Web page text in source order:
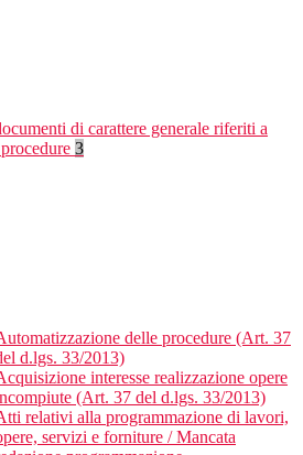
di carattere generale riferiti a
3
delle procedure (Art. 37
d.lgs. 33/2013)
interesse realizzazione opere
(Art. 37 del d.lgs. 33/2013)
relativi alla programmazione di lavori,
servizi e forniture / Mancata